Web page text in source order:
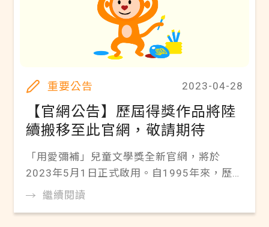
重要公告 2023-04-28
【官網公告】歷屆得獎作品將陸
續搬移至此官網，敬請期待
「用愛彌補」兒童文學獎全新官網，將於
2023年5月1日正式啟用。自1995年來，歷屆
得獎作品，將陸續搬移至此官網，敬請期待！
繼續閱讀